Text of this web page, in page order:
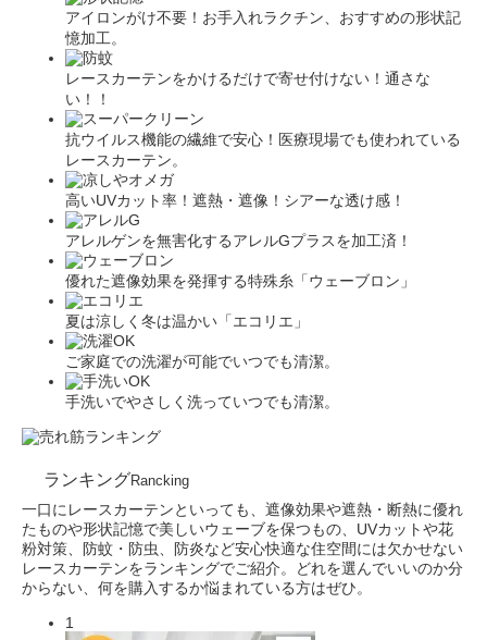
アイロンがけ不要！お手入れラクチン、おすすめの形状記
憶加工。
レースカーテンをかけるだけで寄せ付けない！通さな
い！！
抗ウイルス機能の繊維で安心！医療現場でも使われている
レースカーテン。
高いUVカット率！遮熱・遮像！シアーな透け感！
アレルゲンを無害化するアレルGプラスを加工済！
優れた遮像効果を発揮する特殊糸「ウェーブロン」
夏は涼しく冬は温かい「エコリエ」
ご家庭での洗濯が可能でいつでも清潔。
手洗いでやさしく洗っていつでも清潔。
ランキングRancking
一口にレースカーテンといっても、遮像効果や遮熱・断熱に優れ
たものや形状記憶で美しいウェーブを保つもの、UVカットや花
粉対策、防蚊・防虫、防炎など安心快適な住空間には欠かせない
レースカーテンをランキングでご紹介。どれを選んでいいのか分
からない、何を購入するか悩まれている方はぜひ。
1